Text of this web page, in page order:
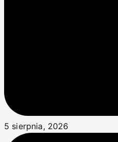
5 sierpnia, 2026